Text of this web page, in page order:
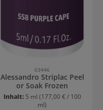
63446
Alessandro Striplac Peel
or Soak Frozen
Inhalt: 5 ml (177,00 € / 100
ml)